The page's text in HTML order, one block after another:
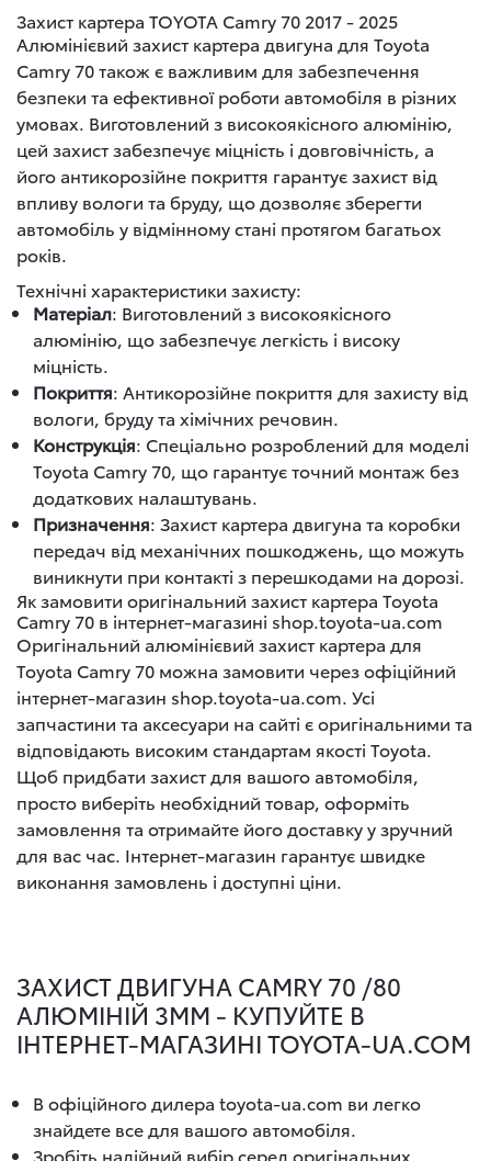
Захист картера TOYOTA Camry 70 2017 - 2025
Алюмінієвий захист картера двигуна для Toyota
Camry 70 також є важливим для забезпечення
безпеки та ефективної роботи автомобіля в різних
умовах. Виготовлений з високоякісного алюмінію,
цей захист забезпечує міцність і довговічність, а
його антикорозійне покриття гарантує захист від
впливу вологи та бруду, що дозволяє зберегти
автомобіль у відмінному стані протягом багатьох
років.
Технічні характеристики захисту:
Матеріал: Виготовлений з високоякісного
алюмінію, що забезпечує легкість і високу
міцність.
Покриття: Антикорозійне покриття для захисту від
вологи, бруду та хімічних речовин.
Конструкція: Спеціально розроблений для моделі
Toyota Camry 70, що гарантує точний монтаж без
додаткових налаштувань.
Призначення: Захист картера двигуна та коробки
передач від механічних пошкоджень, що можуть
виникнути при контакті з перешкодами на дорозі.
Як замовити оригінальний захист картера Toyota
Camry 70 в інтернет-магазині shop.toyota-ua.com
Оригінальний алюмінієвий захист картера для
Toyota Camry 70 можна замовити через офіційний
інтернет-магазин shop.toyota-ua.com. Усі
запчастини та аксесуари на сайті є оригінальними та
відповідають високим стандартам якості Toyota.
Щоб придбати захист для вашого автомобіля,
просто виберіть необхідний товар, оформіть
замовлення та отримайте його доставку у зручний
для вас час. Інтернет-магазин гарантує швидке
виконання замовлень і доступні ціни.
ЗАХИСТ ДВИГУНА CAMRY 70 /80
АЛЮМІНІЙ 3ММ - КУПУЙТЕ В
ІНТЕРНЕТ-МАГАЗИНІ TOYOTA-UA.COM
В офіційного дилера toyota-ua.com ви легко
знайдете все для вашого автомобіля.
Зробіть надійний вибір серед оригінальних